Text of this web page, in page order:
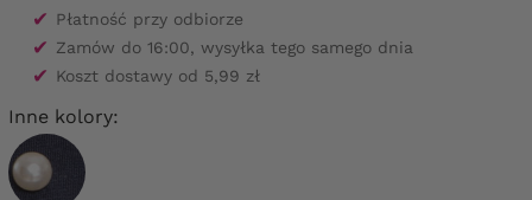
✔ Płatność przy odbiorze
✔ Zamów do 16:00, wysyłka tego samego dnia
✔ Koszt dostawy od 5,99 zł
Inne kolory: